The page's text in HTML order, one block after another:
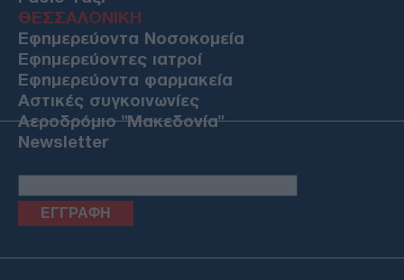
ΘΕΣΣΑΛΟΝΙΚΗ
Εφημερεύοντα Νοσοκομεία
Εφημερεύοντες ιατροί
Εφημερεύοντα φαρμακεία
Αστικές συγκοινωνίες
Αεροδρόμιο "Μακεδονία"
Newsletter